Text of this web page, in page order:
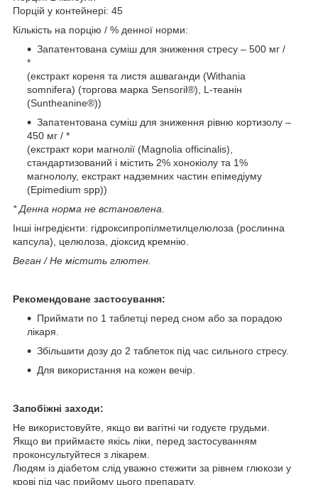
Порцій у контейнері: 45
Кількість на порцію / % денної норми:
Запатентована суміш для зниження стресу – 500 мг /
*
(екстракт кореня та листя ашваганди (Withania
somnifera) (торгова марка Sensoril®), L-теанін
(Suntheanine®))
Запатентована суміш для зниження рівню кортизолу –
450 мг / *
(екстракт кори магнолії (Magnolia officinalis),
стандартизований і містить 2% хонокіолу та 1%
магнололу, екстракт надземних частин епімедіуму
(Epimedium spp))
* Денна норма не встановлена.
Інші інгредієнти: гідроксипропілметилцелюлоза (рослинна
капсула), целюлоза, діоксид кремнію.
Веган / Не містить глютен.
Рекомендоване застосування:
Приймати по 1 таблетці перед сном або за порадою
лікаря.
Збільшити дозу до 2 таблеток під час сильного стресу.
Для використання на кожен вечір.
Запобіжні заходи:
Не використовуйте, якщо ви вагітні чи годуєте грудьми.
Якщо ви приймаєте якісь ліки, перед застосуванням
проконсультуйтеся з лікарем.
Людям із діабетом слід уважно стежити за рівнем глюкози у
крові під час прийому цього препарату.